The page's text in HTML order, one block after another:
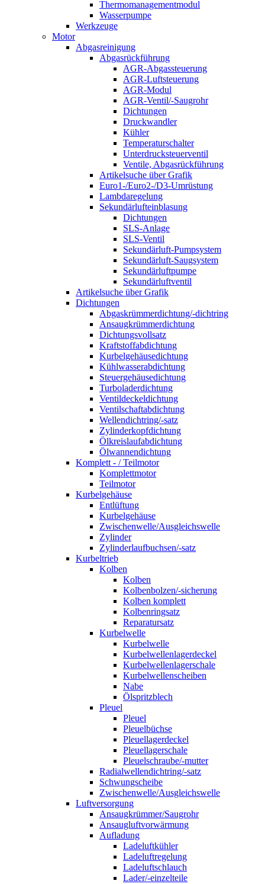
Thermomanagementmodul
Wasserpumpe
Werkzeuge
Motor
Abgasreinigung
Abgasrückführung
AGR-Abgassteuerung
AGR-Luftsteuerung
AGR-Modul
AGR-Ventil/-Saugrohr
Dichtungen
Druckwandler
Kühler
Temperaturschalter
Unterdrucksteuerventil
Ventile, Abgasrückführung
Artikelsuche über Grafik
Euro1-/Euro2-/D3-Umrüstung
Lambdaregelung
Sekundärlufteinblasung
Dichtungen
SLS-Anlage
SLS-Ventil
Sekundärluft-Pumpsystem
Sekundärluft-Saugsystem
Sekundärluftpumpe
Sekundärluftventil
Artikelsuche über Grafik
Dichtungen
Abgaskrümmerdichtung/-dichtring
Ansaugkrümmerdichtung
Dichtungsvollsatz
Kraftstoffabdichtung
Kurbelgehäusedichtung
Kühlwasserabdichtung
Steuergehäusedichtung
Turboladerdichtung
Ventildeckeldichtung
Ventilschaftabdichtung
Wellendichtring/-satz
Zylinderkopfdichtung
Ölkreislaufabdichtung
Ölwannendichtung
Komplett - / Teilmotor
Komplettmotor
Teilmotor
Kurbelgehäuse
Entlüftung
Kurbelgehäuse
Zwischenwelle/Ausgleichswelle
Zylinder
Zylinderlaufbuchsen/-satz
Kurbeltrieb
Kolben
Kolben
Kolbenbolzen/-sicherung
Kolben komplett
Kolbenringsatz
Reparatursatz
Kurbelwelle
Kurbelwelle
Kurbelwellenlagerdeckel
Kurbelwellenlagerschale
Kurbelwellenscheiben
Nabe
Ölspritzblech
Pleuel
Pleuel
Pleuelbüchse
Pleuellagerdeckel
Pleuellagerschale
Pleuelschraube/-mutter
Radialwellendichtring/-satz
Schwungscheibe
Zwischenwelle/Ausgleichswelle
Luftversorgung
Ansaugkrümmer/Saugrohr
Ansaugluftvorwärmung
Aufladung
Ladeluftkühler
Ladeluftregelung
Ladeluftschlauch
Lader/-einzelteile